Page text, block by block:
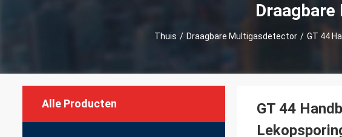
Thuis / Draagbare Multigasdetector / GT 44
Alle Producten
GT 44